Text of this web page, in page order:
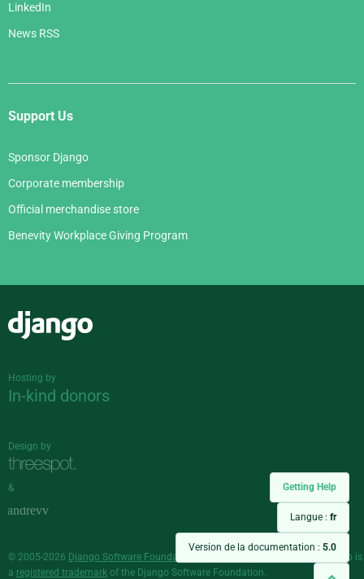
Getting Help
Langue : fr
Version de la documentation : 5.0
LinkedIn
News RSS
Support Us
Sponsor Django
Corporate membership
Official merchandise store
Benevity Workplace Giving Program
Hosting by
In-kind donors
Design by
&
© 2005-2026 Django Software Foundation
and individual contributors. Django is
a registered trademark of the Django Software Foundation.